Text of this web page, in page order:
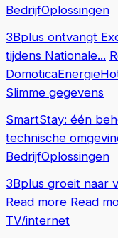
BedrijfOplossingen
3Bplus ontvangt
tijdens Nationale...
DomoticaEnergie
Slimme gegevens
SmartStay: één
technische
BedrijfOplossingen
3Bplus groeit naar
Read more Read
TV/internet